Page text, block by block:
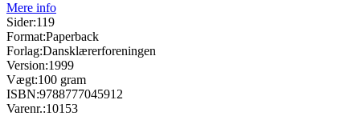
Mere info
Sider:119
Format:Paperback
Forlag:Dansklærerforeningen
Version:1999
Vægt:100 gram
ISBN:9788777045912
Varenr.:10153